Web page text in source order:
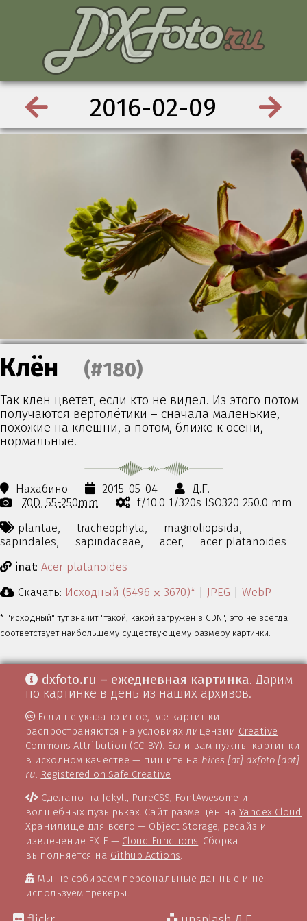
2016-02-09
Клён (#180)
Так клён цветёт, если кто не видел. Из этого потом
получаются вертолётики – сначала маленькие,
похожие на клешни, а потом, ближе к осени,
нормальные.
Нахабино 2015-05-04
Д.Г.
70D 55-250mm
f/10.0 1/320s ISO320 250.0 mm
plantae,
tracheophyta,
magnoliopsida,
sapindales,
sapindaceae, acer,
acer platanoides
inat: Acer platanoides
Скачать: Исходный (5496 ⨉ 3670)* | JPEG | WebP
* "исходный" тут значит "такой, какой загружен в CDN", это не всегда
соответствует наибольшему существующему размеру картинки.
dxfoto.ru – ежедневная картинка. Дарим
по картинке в день из наших архивов.
Если не указано иное, все картинки
распространяются на условиях лицензии Creative
Commons Attribution (CC-BY). Если вам нужны картинки
в исходном качестве — пишите на hires [at] dxfoto [dot]
ru. Registered on Safe Creative
Сделано на Jekyll, PureCSS, FontAwesome и
волшебных пузырьках. Сайт размещён наYandex Cloud .
Хранилище для всего — Object Storage, ресайз и
извлечение EXIF — Cloud Functions. Сборка
выполняется на Github Actions.
Мы не собираем персональные данные и не
используем трекеры.